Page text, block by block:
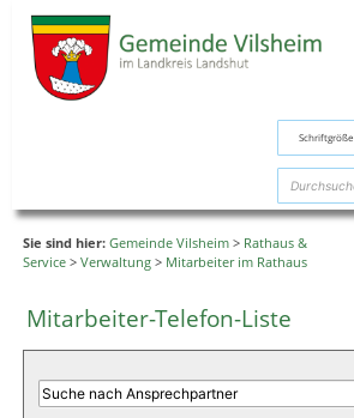
Schriftgröße
Sie sind hier: Gemeinde Vilsheim > Rathaus &
Service > Verwaltung > Mitarbeiter im Rathaus
Mitarbeiter-Telefon-Liste